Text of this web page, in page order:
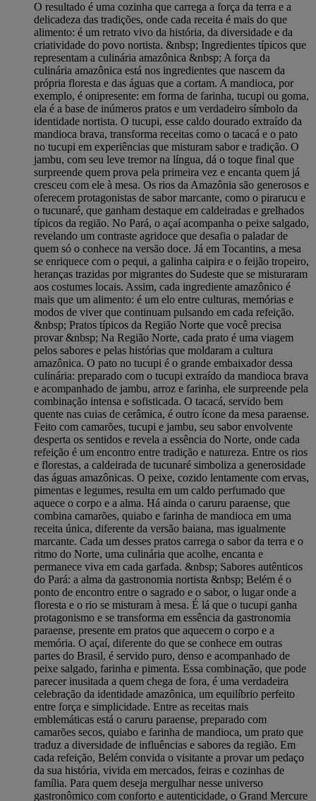
O resultado é uma cozinha que carrega a força da terra e a
delicadeza das tradições, onde cada receita é mais do que
alimento: é um retrato vivo da história, da diversidade e da
criatividade do povo nortista. &nbsp; Ingredientes típicos que
representam a culinária amazônica &nbsp; A força da
culinária amazônica está nos ingredientes que nascem da
própria floresta e das águas que a cortam. A mandioca, por
exemplo, é onipresente: em forma de farinha, tucupi ou goma,
ela é a base de inúmeros pratos e um verdadeiro símbolo da
identidade nortista. O tucupi, esse caldo dourado extraído da
mandioca brava, transforma receitas como o tacacá e o pato
no tucupi em experiências que misturam sabor e tradição. O
jambu, com seu leve tremor na língua, dá o toque final que
surpreende quem prova pela primeira vez e encanta quem já
cresceu com ele à mesa. Os rios da Amazônia são generosos e
oferecem protagonistas de sabor marcante, como o pirarucu e
o tucunaré, que ganham destaque em caldeiradas e grelhados
típicos da região. No Pará, o açaí acompanha o peixe salgado,
revelando um contraste agridoce que desafia o paladar de
quem só o conhece na versão doce. Já em Tocantins, a mesa
se enriquece com o pequi, a galinha caipira e o feijão tropeiro,
heranças trazidas por migrantes do Sudeste que se misturaram
aos costumes locais. Assim, cada ingrediente amazônico é
mais que um alimento: é um elo entre culturas, memórias e
modos de viver que continuam pulsando em cada refeição.
&nbsp; Pratos típicos da Região Norte que você precisa
provar &nbsp; Na Região Norte, cada prato é uma viagem
pelos sabores e pelas histórias que moldaram a cultura
amazônica. O pato no tucupi é o grande embaixador dessa
culinária: preparado com o tucupi extraído da mandioca brava
e acompanhado de jambu, arroz e farinha, ele surpreende pela
combinação intensa e sofisticada. O tacacá, servido bem
quente nas cuias de cerâmica, é outro ícone da mesa paraense.
Feito com camarões, tucupi e jambu, seu sabor envolvente
desperta os sentidos e revela a essência do Norte, onde cada
refeição é um encontro entre tradição e natureza. Entre os rios
e florestas, a caldeirada de tucunaré simboliza a generosidade
das águas amazônicas. O peixe, cozido lentamente com ervas,
pimentas e legumes, resulta em um caldo perfumado que
aquece o corpo e a alma. Há ainda o caruru paraense, que
combina camarões, quiabo e farinha de mandioca em uma
receita única, diferente da versão baiana, mas igualmente
marcante. Cada um desses pratos carrega o sabor da terra e o
ritmo do Norte, uma culinária que acolhe, encanta e
permanece viva em cada garfada. &nbsp; Sabores autênticos
do Pará: a alma da gastronomia nortista &nbsp; Belém é o
ponto de encontro entre o sagrado e o sabor, o lugar onde a
floresta e o rio se misturam à mesa. É lá que o tucupi ganha
protagonismo e se transforma em essência da gastronomia
paraense, presente em pratos que aquecem o corpo e a
memória. O açaí, diferente do que se conhece em outras
partes do Brasil, é servido puro, denso e acompanhado de
peixe salgado, farinha e pimenta. Essa combinação, que pode
parecer inusitada a quem chega de fora, é uma verdadeira
celebração da identidade amazônica, um equilíbrio perfeito
entre força e simplicidade. Entre as receitas mais
emblemáticas está o caruru paraense, preparado com
camarões secos, quiabo e farinha de mandioca, um prato que
traduz a diversidade de influências e sabores da região. Em
cada refeição, Belém convida o visitante a provar um pedaço
da sua história, vivida em mercados, feiras e cozinhas de
família. Para quem deseja mergulhar nesse universo
gastronômico com conforto e autenticidade, o Grand Mercure